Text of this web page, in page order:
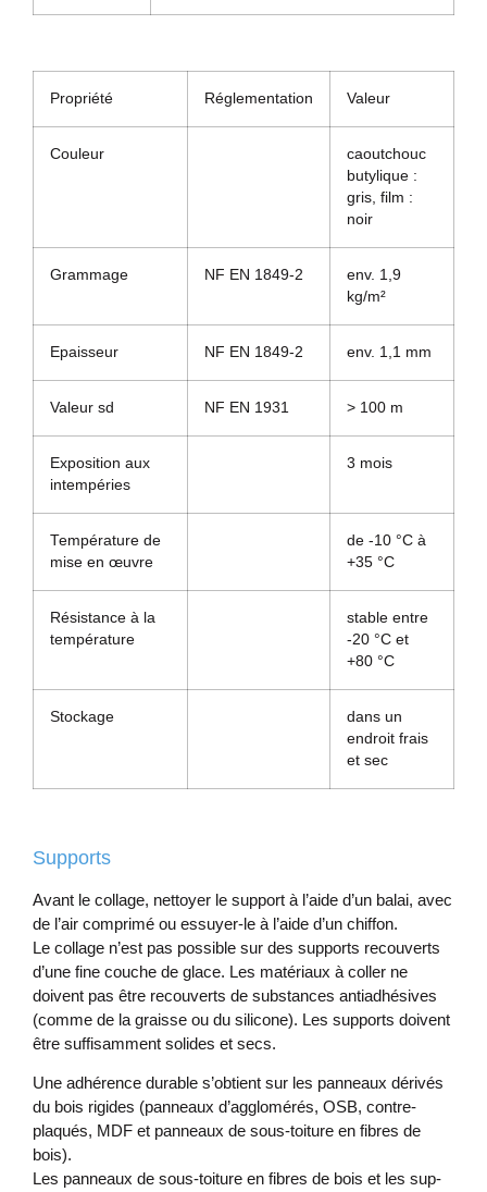
Propriété Réglementation Valeur
Couleur
caoutchouc
butylique :
gris, film :
noir
Grammage NF EN 1849-2
env. 1,9
kg/m²
Epaisseur NF EN 1849-2 env. 1,1 mm
Valeur sd NF EN 1931 > 100 m
Exposition aux
intempéries
3 mois
Température de
mise en œuvre
de -10 °C à
+35 °C
Résistance à la
température
stable entre
-20 °C et
+80 °C
Stockage
dans un
endroit frais
et sec
Supports
Av­ant le col­lage, nettoy­er le sup­port à l’aide d’un balai, avec
de l’air comprimé ou es­suy­er-le à l’aide d’un chif­fon.
Le col­lage n’est pas pos­sible sur des sup­ports re­couverts
d’une fine couche de glace. Les matéri­aux à coller ne
doivent pas être re­couverts de sub­stances an­ti­ad­hés­ives
(comme de la graisse ou du sil­ic­one). Les sup­ports doivent
être suf­f­is­am­ment solides et secs.
Une ad­hérence dur­able s’ob­tient sur les pan­neaux dérivés
du bois ri­gides (pan­neaux d’ag­glom­érés, OSB, contre­
plaqués, MDF et pan­neaux de sous-toit­ure en fibres de
bois).
Les pan­neaux de sous-toit­ure en fibres de bois et les sup­